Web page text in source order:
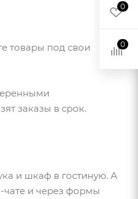
товары под свои
заказы в срок.
и шкаф в гостиную. А
чате и через формы
0
0